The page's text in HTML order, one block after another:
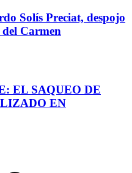
Solís Preciat, despojo
Carmen
EL SAQUEO DE
EN